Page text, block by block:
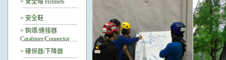
> 安全帽 Helmets
> 安全鞋
> 鉤環/連接器
Carabiner/Connector
> 確保器/下降器